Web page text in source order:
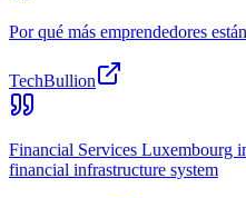
Por qué más emprendedores
TechBullion
Financial Services Luxembourg
financial infrastructure system